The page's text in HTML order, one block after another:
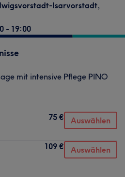
Isarvorstadt,
- 19:00
mit intensive Pflege PINO
75 € Auswählen
109 € Auswählen